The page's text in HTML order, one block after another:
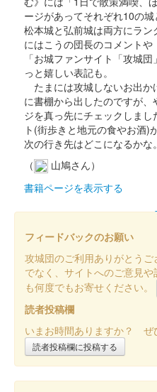
2024年12月21、22日に開催
丸岡藩誕生400年記念ーブース
販売された。
丸岡城 御城印 お城
販売終了
2024年12月21、22日に開催
丸岡藩誕生400年記念ーブース
販売された。
販売終了
2024年12月21、22日に開催
丸岡藩誕生400年記念ーブース
販売された。
丸岡城 御城印
販売終了
ージがあってそれぞれ10の城
松本城と弘前城は両方にラ
にはこうの団長のコメント
「お城ファンサイト「攻城
っと嬉しい表記も。
たまには攻城しないお出か
に書棚から出したのですが
ジを真っ先にチェックしま
ト(街歩きと地元の食やお酒)
次の行き先はどこになるかな。
（
山鳩さん）
書籍ページを表示する
フィードバックのお願い
攻城団のご利用ありがとう
でなく、サイトへのご意見
も何度でもお寄せください。
読者投稿欄
いまお時間ありますか？ ぜ
読者投稿欄に投稿する